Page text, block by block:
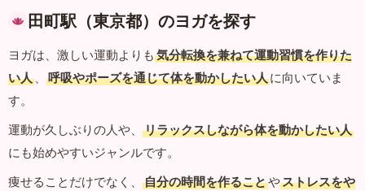
田町駅（東京都）のヨガを探す
ヨガは、激しい運動よりも 気分転換を兼ねて運動習慣を作りた
い人 、 呼吸やポーズを通じて体を動かしたい人に向いていま
す。
運動が久しぶりの人や、
リラックスしながら体を動かしたい人
にも始めやすいジャンルです。
痩せることだけでなく、
自分の時間を作ることやストレスをや